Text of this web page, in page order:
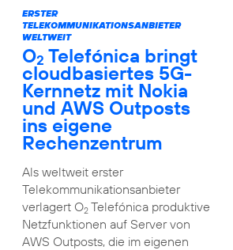
ERSTER
TELEKOMMUNIKATIONSANBIETER
WELTWEIT
O2 Telefónica bringt
cloudbasiertes 5G-
Kernnetz mit Nokia
und AWS Outposts
ins eigene
Rechenzentrum
Als weltweit erster
Telekommunikationsanbieter
verlagert O2Telefónica produktive
Netzfunktionen auf Server von
AWS Outposts, die im eigenen